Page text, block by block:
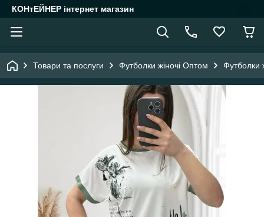
КОНтЕЙНЕР інтернет магазин
Товари та послуги Футболки жіночі Оптом Футболки